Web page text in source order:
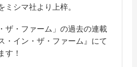
ミシマ社より上梓。
ザ・ファーム」の過去の連載
・イン・ザ・ファーム』にて
す！